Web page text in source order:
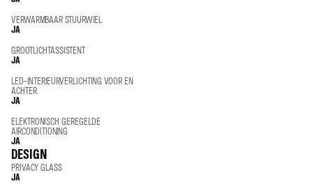
VERWARMBAAR STUURWIEL
JA
GROOTLICHTASSISTENT
JA
LED-INTERIEURVERLICHTING VOOR EN
ACHTER
JA
ELEKTRONISCH GEREGELDE
AIRCONDITIONING
JA
DESIGN
PRIVACY GLASS
JA